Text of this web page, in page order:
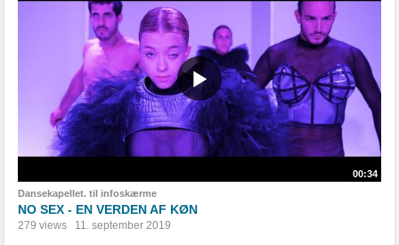
00:34
Dansekapellet. til infoskærme
NO SEX - EN VERDEN AF KØN
279 views 11. september 2019